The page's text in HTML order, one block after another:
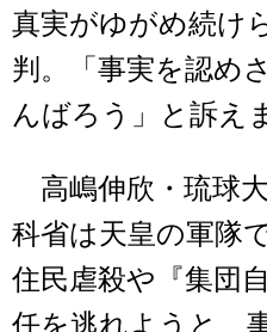
真実がゆがめ続け
判。「事実を認め
んばろう」と訴え
高嶋伸欣・琉球
科省は天皇の軍隊
住民虐殺や『集団
任を逃れようと、